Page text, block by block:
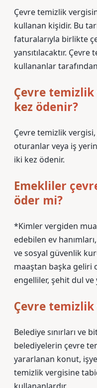
Çevre temizlik
kullanan kişidir. Bu
faturalarıyla birlikte
yansıtılacaktır.
kullananlar
Çevre temizlik
kez ödenir?
Çevre temizlik
oturanlar veya iş
iki kez ödenir.
Emekliler
öder mi?
*Kimler vergiden
edebilen ev
ve sosyal güvenlik
maaştan başka geliri
engelliler, şehit dul
Çevre
Belediye sınırları ve
belediyelerin çevre
yararlanan konut,
temizlik vergisine